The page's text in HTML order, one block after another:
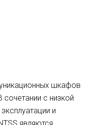
шкафов
сочетании с низкой
и
являются